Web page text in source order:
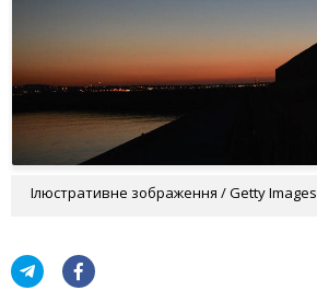
Ілюстративне зображення / Getty Images